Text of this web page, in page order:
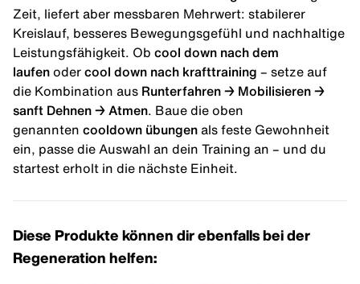
Zeit, liefert aber messbaren Mehrwert: stabilerer
Kreislauf, besseres Bewegungsgefühl und nachhaltige
Leistungsfähigkeit. Ob cool down nach dem
laufen oder cool down nach krafttraining – setze auf
die Kombination aus Runterfahren → Mobilisieren →
sanft Dehnen → Atmen . Baue die oben
genannten cooldown übungen als feste Gewohnheit
ein, passe die Auswahl an dein Training an – und du
startest erholt in die nächste Einheit.
Diese Produkte können dir ebenfalls bei der
Regeneration helfen: